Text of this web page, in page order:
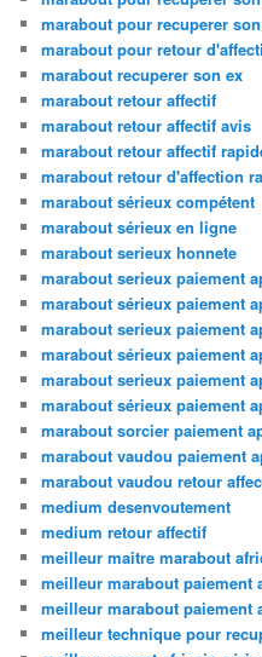
marabout pour recuperer
marabout pour retour
marabout recuperer son ex
marabout retour affectif
marabout retour affectif avis
marabout retour affectif
marabout retour d'affection
marabout sérieux compétent
marabout sérieux en ligne
marabout serieux honnete
marabout serieux paiement
marabout sérieux paiement
marabout serieux paiement
marabout sérieux paiement
marabout serieux paiement
marabout sérieux paiement
marabout sorcier paiement
marabout vaudou paiement
marabout vaudou retour
medium desenvoutement
medium retour affectif
meilleur maitre marabout
meilleur marabout paiement
meilleur marabout paiement
meilleur technique pour